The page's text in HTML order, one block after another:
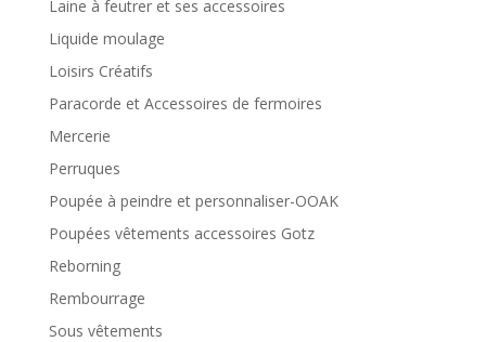
Laine à feutrer et ses accessoires
Liquide moulage
Loisirs Créatifs
Paracorde et Accessoires de fermoires
Mercerie
Perruques
Poupée à peindre et personnaliser-OOAK
Poupées vêtements accessoires Gotz
Reborning
Rembourrage
Sous vêtements